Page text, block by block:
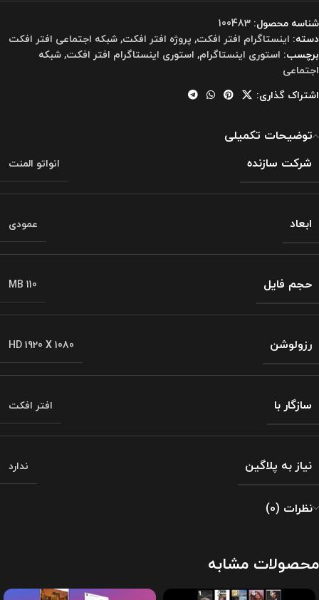
شناسه محصول: 100483
دسته: اینستاگرام افتر افکت, پروژه افتر افکت,شبکه اجتماعی افتر افکت
برچسب: استوری اینستاگرام, استوری اینستاگرام افتر افکت,شبکه
اجتماعی
اشتراک گذاری:
توضیحات تکمیلی
شرکت سازنده
انواتو المنت
ابعاد عمودی
حجم فایل MB 110
رزولوشن HD 1920 X 1080
سازگار با افتر افکت
نیاز به پلاگین ندارد
نظرات (0)
محصولات مشابه